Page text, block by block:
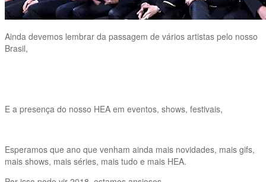
Ainda devemos lembrar da passagem de vários artistas pelo nosso
Brasil,
E a presença do nosso HEA em eventos, shows, festivais,
Esperamos que ano que venham ainda mais novidades, mais gifs,
mais shows, mais séries, mais tudo e mais HEA.